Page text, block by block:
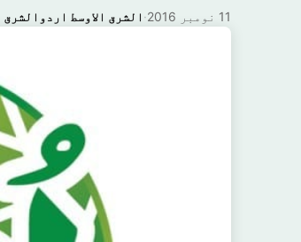
الشرق الاوسط اردوالشرق · 11 نومبر 2016